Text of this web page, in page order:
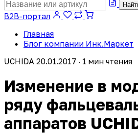
B2B-портал
Главная
Блог компании Инк.Маркет
UCHIDA 20.01.2017 · 1 мин чтения
Изменение в
ряду
аппаратов